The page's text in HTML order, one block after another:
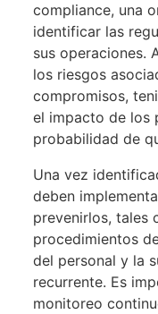
compliance, una
identificar las
sus operaciones.
los riesgos
compromisos,
el impacto de los
probabilidad de
Una vez
deben
prevenirlos, tales
procedimientos
del personal y la
recurrente. Es
monitoreo